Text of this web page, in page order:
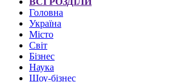
Головна
Україна
Місто
Світ
Бізнес
Наука
Шоу-бізнес